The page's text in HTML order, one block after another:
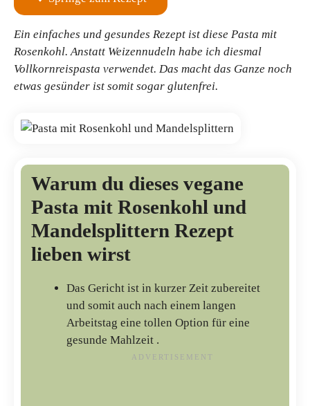
Ein einfaches und gesundes Rezept ist diese Pasta mit
Rosenkohl. Anstatt Weizennudeln habe ich diesmal
Vollkornreispasta verwendet. Das macht das Ganze noch
etwas gesünder ist somit sogar glutenfrei.
Warum du dieses vegane
Pasta mit Rosenkohl und
Mandelsplittern Rezept
lieben wirst
Das Gericht ist in kurzer Zeit zubereitet
und somit auch nach einem langen
Arbeitstag eine tollen Option für eine
gesunde Mahlzeit .